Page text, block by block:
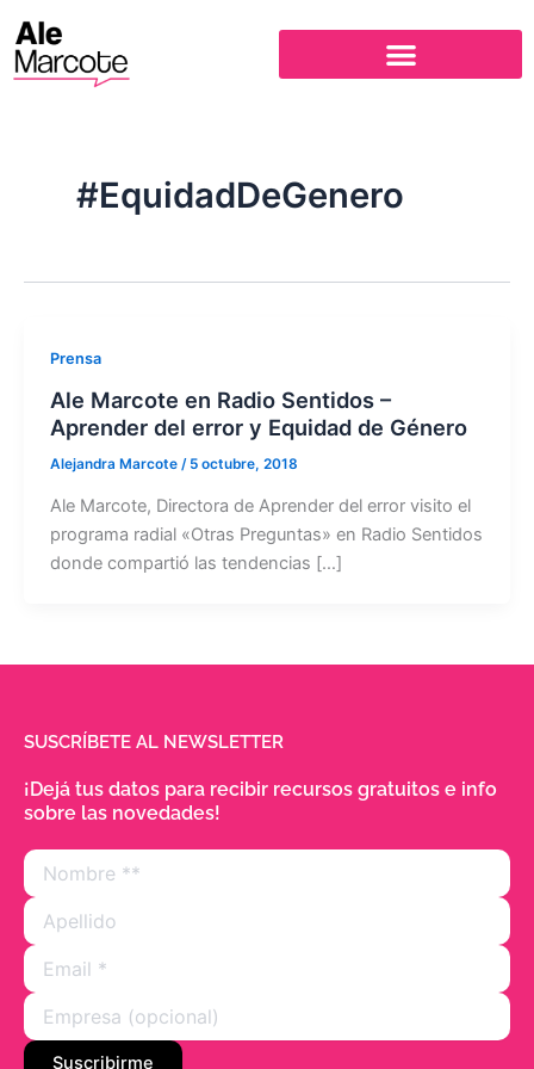
contenido
#EquidadDeGenero
Prensa
Ale Marcote en Radio Sentidos –
Aprender del error y Equidad de Género
Alejandra Marcote / 5 octubre, 2018
Ale Marcote, Directora de Aprender del error visito el
programa radial «Otras Preguntas» en Radio Sentidos
donde compartió las tendencias […]
SUSCRÍBETE AL NEWSLETTER
¡Dejá tus datos para recibir recursos gratuitos e info
sobre las novedades!